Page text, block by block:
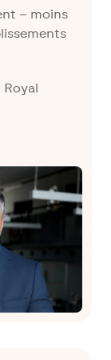
– moins
Royal